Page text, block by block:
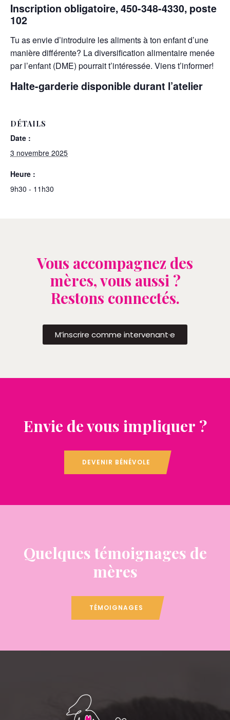
Inscription obligatoire, 450-348-4330, poste
102
Tu as envie d’introduire les aliments à ton enfant d’une
manière différente? La diversification alimentaire menée
par l’enfant (DME) pourrait t’intéressée. Viens t’informer!
Halte-garderie disponible durant l’atelier
DÉTAILS
Date :
3 novembre 2025
Heure :
9h30 - 11h30
Vous accompagnez des
mères, vous aussi ?
Restons connectés.
M’inscrire comme intervenant·e
Envie de vous impliquer ?
DEVENIR BÉNÉVOLE
Quelques témoignages de
mères
TÉMOIGNAGES